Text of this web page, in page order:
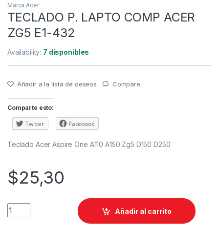
Marca Acer
TECLADO P. LAPTO COMP ACER
ZG5 E1-432
Availability: 7 disponibles
Añadir a la lista de deseos Compare
Comparte esto:
Twitter Facebook
Teclado Acer Aspire One A110 A150 Zg5 D150 D250
$25,30
Añadir al carrito